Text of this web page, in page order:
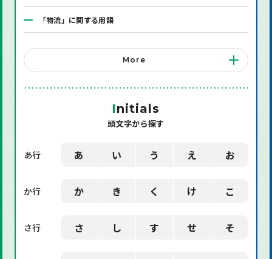
「物流」に関する用語
「システム」に関する用語
「店舗備品」に関する用語
「環境」に関する用語
「業界用語」に関する用語
More
Initials
頭文字から探す
あ行 あ い う え お
か行 か き く け こ
さ行 さ し す せ そ